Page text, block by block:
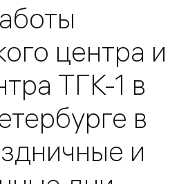
центра и
ТГК-1 в
в
и